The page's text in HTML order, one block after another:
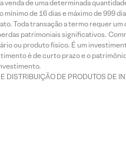
de uma determinada
de 16 dias e máximo de 999
Toda transação a termo requer
patrimoniais significativos.
ou produto físico. É um
é de curto prazo e o
DISTRIBUIÇÃO DE PRODUTOS DE